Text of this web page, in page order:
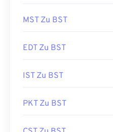
MST Zu BST
EDT Zu BST
IST Zu BST
PKT Zu BST